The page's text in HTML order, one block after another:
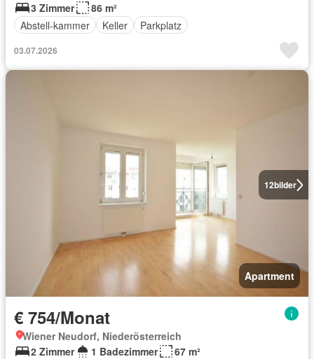
3 Zimmer
86 m²
Abstell-kammer
Keller Parkplatz
03.07.2026
12bilder
Apartment
€ 754/Monat
Wiener Neudorf, Niederösterreich
2 Zimmer
1 Badezimmer
67 m²